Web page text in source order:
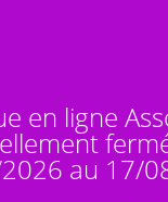
en ligne
au 17/